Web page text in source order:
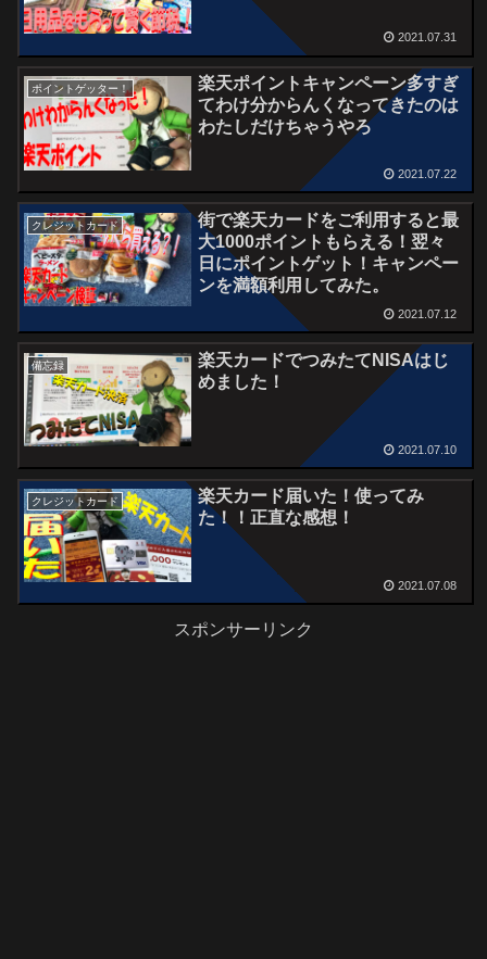
2021.07.31
ポイントゲッター！
楽天ポイントキャンペーン多すぎ
てわけ分からんくなってきたのは
わたしだけちゃうやろ
2021.07.22
クレジットカード
街で楽天カードをご利用すると最
大1000ポイントもらえる！翌々
日にポイントゲット！キャンペー
ンを満額利用してみた。
2021.07.12
備忘録
楽天カードでつみたてNISAはじ
めました！
2021.07.10
クレジットカード
楽天カード届いた！使ってみ
た！！正直な感想！
2021.07.08
スポンサーリンク